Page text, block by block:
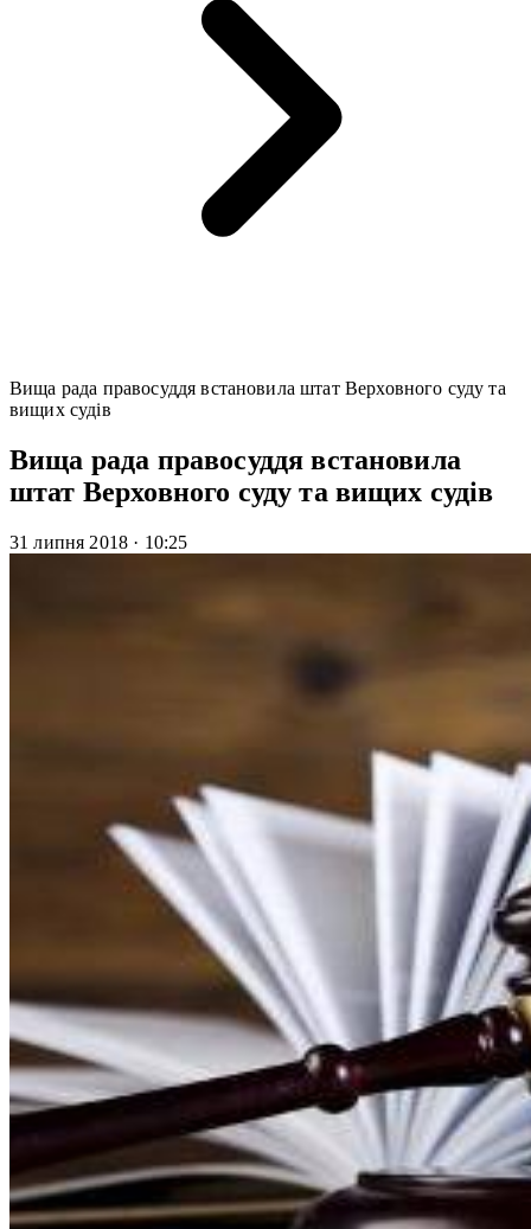
Вища рада правосуддя встановила штат Верховного суду та
вищих судів
Вища рада правосуддя встановила
штат Верховного суду та вищих судів
31 липня 2018 · 10:25